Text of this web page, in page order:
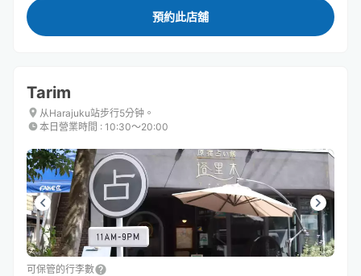
預約此店舖
Tarim
从Harajuku站步行5分钟。
本日營業時間 : 10:30〜20:00
可保管的行李數